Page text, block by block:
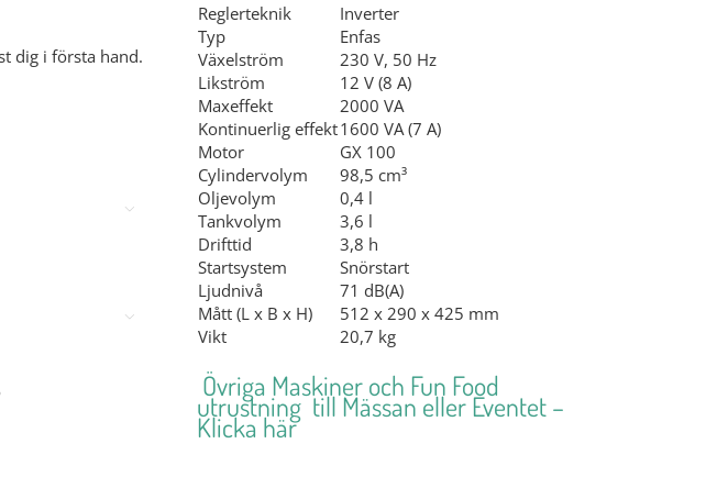
dig i första hand.


Reglerteknik
Inverter
Typ
Enfas
Växelström
230 V, 50 Hz
Likström
12 V (8 A)
Maxeffekt
2000 VA
Kontinuerlig effekt1600 VA (7 A)
Motor
GX 100
Cylindervolym
98,5 cm³
Oljevolym
0,4 l
Tankvolym
3,6 l
Drifttid
3,8 h
Startsystem
Snörstart
Ljudnivå
71 dB(A)
Mått (L x B x H)
512 x 290 x 425 mm
Vikt
20,7 kg
Övriga Maskiner och Fun Food
utrustning till Mässan eller Eventet –
Klicka här